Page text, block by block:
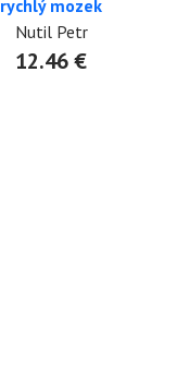
rychlý mozek
Nutil Petr
12.46 €